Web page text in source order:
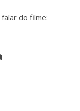
falar do filme: